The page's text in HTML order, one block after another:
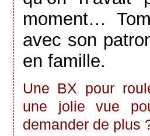
moment…
avec son
en famille.
Une BX pour
une jolie vue
demander de plus